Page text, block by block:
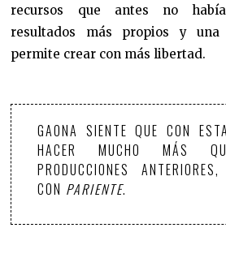
recursos que antes no
resultados más propios y
permite crear con más libertad.
GAONA SIENTE QUE CON
HACER MUCHO MÁS
PRODUCCIONES
CON PARIENTE.